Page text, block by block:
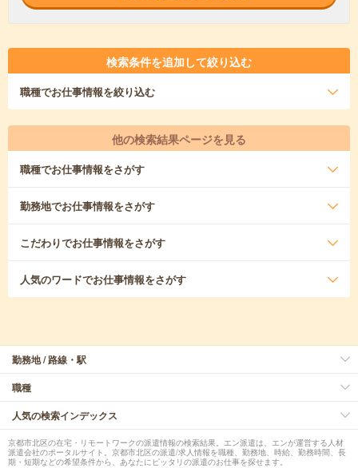
検索条件を追加して絞り込む
職種でお仕事情報を絞り込む
他の検索結果ページを見る
職種でお仕事情報をさがす
勤務地でお仕事情報をさがす
こだわりでお仕事情報をさがす
人気のワードでお仕事情報をさがす
勤務地 / 路線・駅
職種
人気の検索インデックス
京都市北区の在宅・リモートワークの派遣情報の検索結果。エン派遣は、エンが運営する人材
派遣会社のポータルサイト。京都市北区の派遣/求人情報を職種、勤務地、時給、勤務時間、長
期・短期などの希望条件から、あなたにピッタリの派遣のお仕事を探せます。